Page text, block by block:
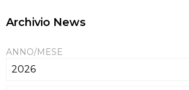
Archivio News
ANNO/MESE
2026